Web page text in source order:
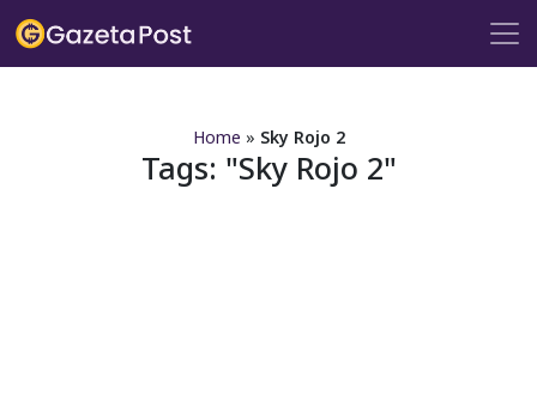
Home » Sky Rojo 2
Tags: Sky Rojo 2